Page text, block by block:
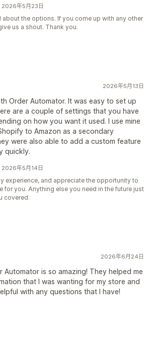
2026年5月23日
about the options. If you come up with any other
us a shout. Thank you.
2026年5月13日
Order Automator. It was easy to set up
are a couple of settings that you have
on how you want it used. I use mine
to Amazon as a secondary
were also able to add a custom feature
quickly.
2026年5月14日
experience, and appreciate the opportunity to
for you. Anything else you need in the future just
covered.
2026年6月24日
Automator is so amazing! They helped me
that I was wanting for my store and
with any questions that I have!